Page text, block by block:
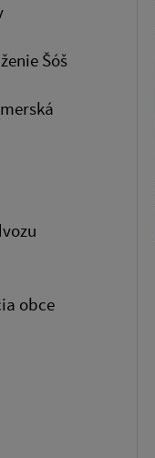
Šóš
obce